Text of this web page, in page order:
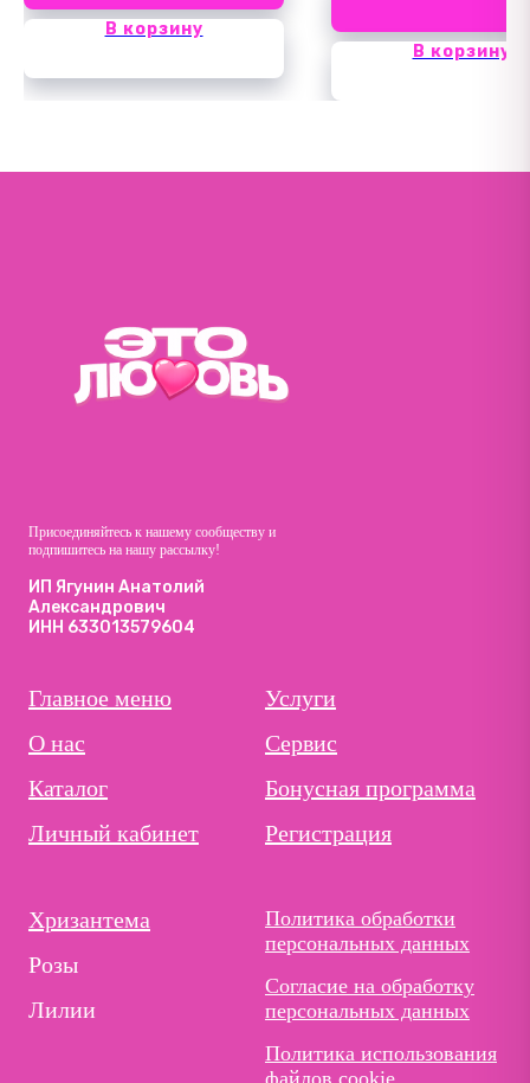
В корзину
В корзину
Присоединяйтесь к нашему сообществу и
подпишитесь на нашу рассылку!
ИП Ягунин Анатолий
Александрович
ИНН 633013579604
Главное меню
О нас
Каталог
Личный кабинет
Услуги
Сервис
Бонусная программа
Регистрация
Хризантема
Розы
Лилии
Политика обработки
персональных данных
Согласие на обработку
персональных данных
Политика использования